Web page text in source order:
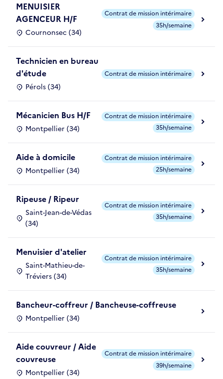
MENUISIER
AGENCEUR H/F
Cournonsec (34)
Contrat de mission intérimaire
35h/semaine
Technicien en bureau
d'étude
Pérols (34)
Contrat de mission intérimaire
Mécanicien Bus H/F
Montpellier (34)
Contrat de mission intérimaire
35h/semaine
Aide à domicile
Montpellier (34)
Contrat de mission intérimaire
25h/semaine
Ripeuse / Ripeur
Saint-Jean-de-Védas
(34)
Contrat de mission intérimaire
35h/semaine
Menuisier d'atelier
Saint-Mathieu-de-
Tréviers (34)
Contrat de mission intérimaire
35h/semaine
Bancheur-coffreur / Bancheuse-coffreuse
Montpellier (34)
Aide couvreur / Aide
couvreuse
Montpellier (34)
Contrat de mission intérimaire
39h/semaine